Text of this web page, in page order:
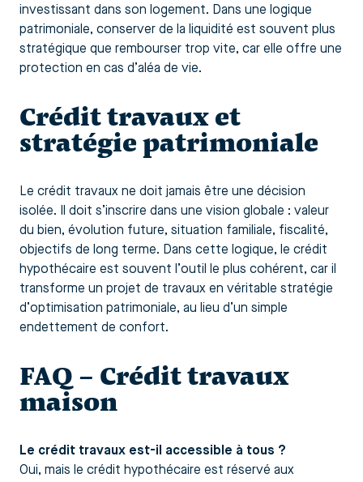
investissant dans son logement. Dans une logique
patrimoniale, conserver de la liquidité est souvent plus
stratégique que rembourser trop vite, car elle offre une
protection en cas d’aléa de vie.
Crédit travaux et
stratégie patrimoniale
Le crédit travaux ne doit jamais être une décision
isolée. Il doit s’inscrire dans une vision globale : valeur
du bien, évolution future, situation familiale, fiscalité,
objectifs de long terme. Dans cette logique, le crédit
hypothécaire est souvent l’outil le plus cohérent, car il
transforme un projet de travaux en véritable stratégie
d’optimisation patrimoniale, au lieu d’un simple
endettement de confort.
FAQ – Crédit travaux
maison
Le crédit travaux est-il accessible à tous ?
Oui, mais le crédit hypothécaire est réservé aux